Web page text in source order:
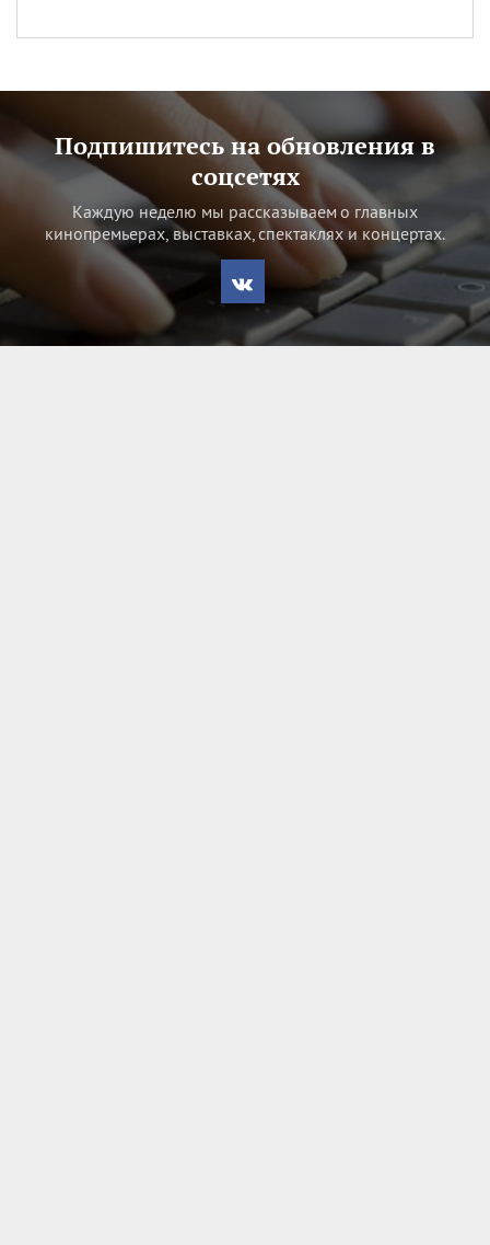
Подпишитесь на обновления в
соцсетях
Каждую неделю мы рассказываем о главных
кинопремьерах, выставках, спектаклях и концертах.